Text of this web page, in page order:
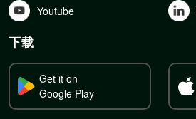
Youtube
下载
Get it on
Google Play